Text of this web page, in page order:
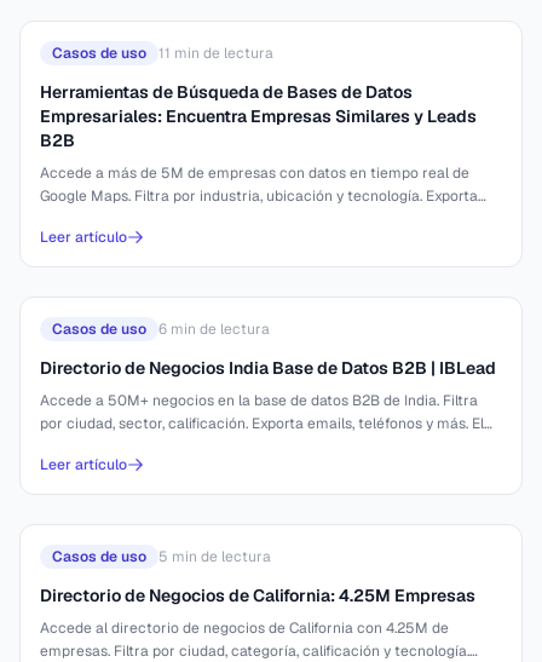
Casos de uso 11 min de lectura
Herramientas de Búsqueda de Bases de Datos
Empresariales: Encuentra Empresas Similares y Leads
B2B
Accede a más de 5M de empresas con datos en tiempo real de
Google Maps. Filtra por industria, ubicación y tecnología. Exporta
Leer artículo
Casos de uso 6 min de lectura
Directorio de Negocios India Base de Datos B2B | IBLead
Accede a 50M+ negocios en la base de datos B2B de India. Filtra
por ciudad, sector, calificación. Exporta emails, teléfonos y más. El
Leer artículo
Casos de uso 5 min de lectura
Directorio de Negocios de California: 4.25M Empresas
Accede al directorio de negocios de California con 4.25M de
empresas. Filtra por ciudad, categoría, calificación y tecnología.